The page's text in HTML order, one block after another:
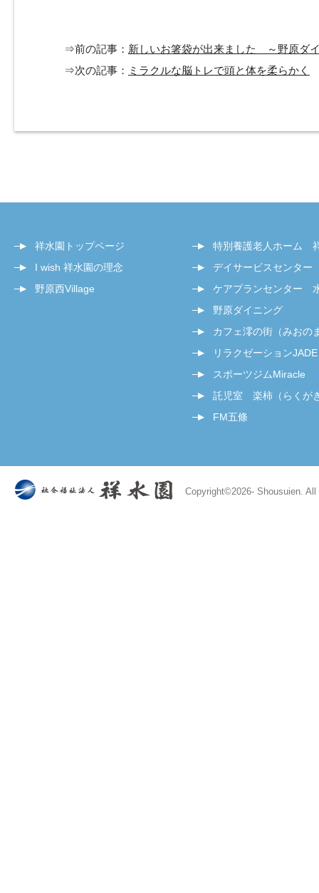
⇒前の記事： 新しいお箸袋が出来ました ～野原ダ
⇒次の記事： ミラクルな脳トレで頭と体を柔らかく
祥水園トップページ
I wish 祥水園の理念
野原西Village
特別養護老人ホーム
デイサービスセンタ
ケアプランセンター
野原ダイニング
カフェ澪の街（みおの
リラクゼーションJADE
スポーツジムMiracle
託児室 楽柿（らくが
FM五條
Copyright©2026- Shousuien.